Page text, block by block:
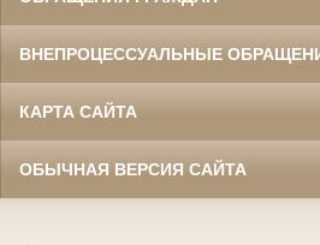
ВНЕПРОЦЕССУАЛЬНЫЕ
КАРТА САЙТА
ОБЫЧНАЯ ВЕРСИЯ САЙТА